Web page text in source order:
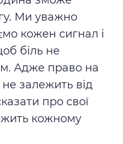
Ми уважно
кожен сигнал і
біль не
Адже право на
залежить від
про свої
кожному